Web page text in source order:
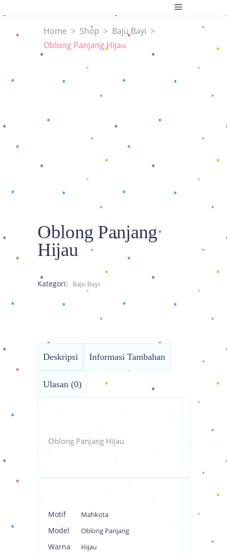
Home > Shop > Baju Bayi >
Oblong Panjang Hijau
Oblong Panjang
Hijau
Kategori: Baju Bayi
Deskripsi Informasi Tambahan
Ulasan (0)
Oblong Panjang Hijau
Motif Mahkota
Model Oblong Panjang
Warna Hijau